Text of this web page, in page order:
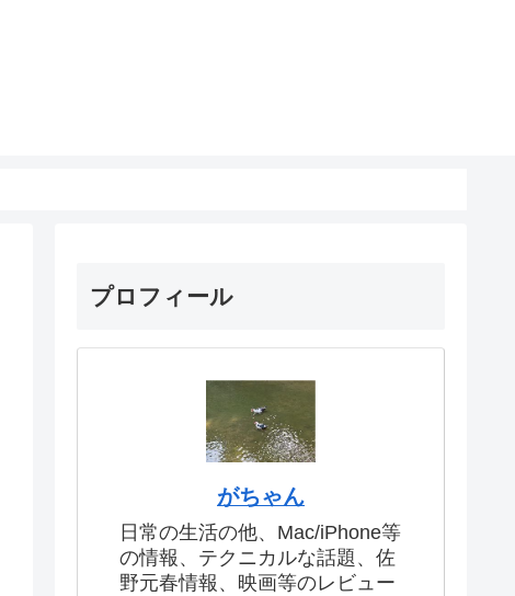
プロフィール
がちゃん
日常の生活の他、Mac/iPhone等
の情報、テクニカルな話題、佐
野元春情報、映画等のレビュー